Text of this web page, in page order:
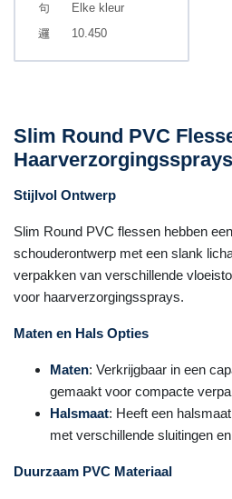
Elke kleur
10.450
Slim Round PVC
Haarverzorgingssprays
Stijlvol Ontwerp
Slim Round PVC flessen hebben
schouderontwerp met een slank
verpakken van verschillende
voor haarverzorgingssprays.
Maten en Hals Opties
Maten: Verkrijgbaar in een
gemaakt voor compacte
Halsmaat: Heeft een
met verschillende sluitingen
Duurzaam PVC Materiaal